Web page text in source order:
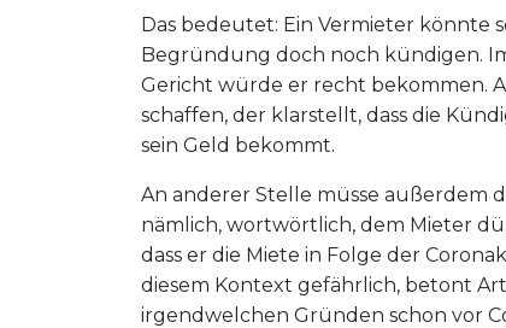
Das bedeutet: Ein Vermieter könnte
Begründung doch noch kündigen.
Gericht würde er recht bekommen.
schaffen, der klarstellt, dass die
sein Geld bekommt.
An anderer Stelle müsse außerdem
nämlich, wortwörtlich, dem Mieter
dass er die Miete in Folge der
diesem Kontext gefährlich, betont
irgendwelchen Gründen schon vor